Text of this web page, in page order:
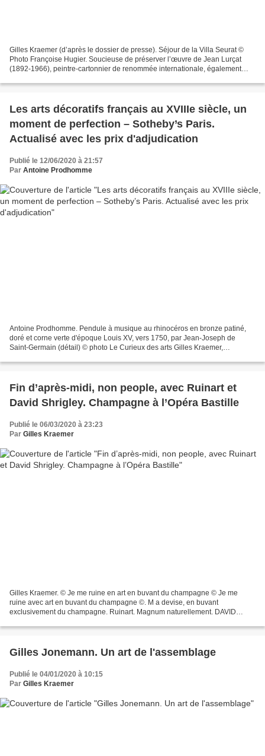
Gilles Kraemer (d’après le dossier de presse). Séjour de la Villa Seurat ©
Photo Françoise Hugier. Soucieuse de préserver l’œuvre de Jean Lurçat
(1892-1966), peintre-cartonnier de renommée internationale, également
Les arts décoratifs français au XVIIIe siècle, un
moment de perfection – Sotheby’s Paris.
Actualisé avec les prix d'adjudication
Publié le 12/06/2020 à 21:57
Par Antoine Prodhomme
Antoine Prodhomme. Pendule à musique au rhinocéros en bronze patiné,
doré et corne verte d'époque Louis XV, vers 1750, par Jean-Joseph de
Saint-Germain (détail) © photo Le Curieux des arts Gilles Kraemer,
Fin d’après-midi, non people, avec Ruinart et
David Shrigley. Champagne à l’Opéra Bastille
Publié le 06/03/2020 à 23:23
Par Gilles Kraemer
Gilles Kraemer. © Je me ruine en art en buvant du champagne © Je me
ruine avec art en buvant du champagne ©. M a devise, en buvant
exclusivement du champagne. Ruinart. Magnum naturellement. DAVID
Gilles Jonemann. Un art de l'assemblage
Publié le 04/01/2020 à 10:15
Par Gilles Kraemer